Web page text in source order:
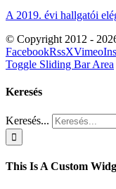
A 2019. évi hallgatói
© Copyright 2012 -
FacebookRssXVimeo
Toggle Sliding Bar Area
Keresés
Keresés...
This Is A Custom